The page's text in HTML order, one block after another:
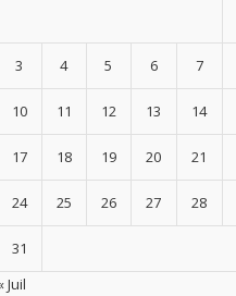
3 4 5 6 7
10 11 12 13 14
17 18 19 20 21
24 25 26 27 28
31
Juil